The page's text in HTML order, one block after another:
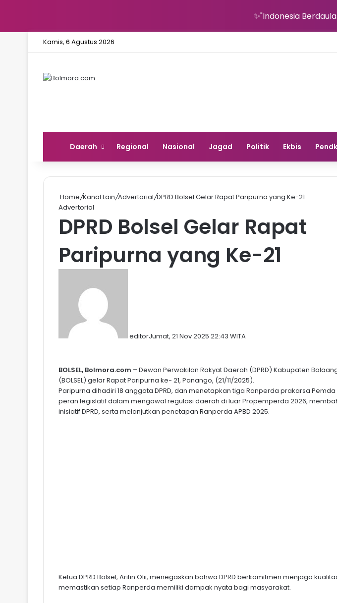
✨"Indonesia
Kamis, 6 Agustus 2026
HomeDaerah Regional Nasional Jagad Politik Ekbis
Home/Kanal Lain/Advertorial/DPRD Bolsel Gelar Rapat Paripurna yang Ke-21
Advertorial
DPRD Bolsel Gelar Rapat
Paripurna yang Ke-21
editorJumat, 21 Nov 2025 22:43 WITA
BOLSEL, Bolmora.com – Dewan Perwakilan Rakyat Daerah (DPRD) Kabupaten
(BOLSEL) gelar Rapat Paripurna ke- 21, Panango, (21/11/2025).
Paripurna dihadiri 18 anggota DPRD, dan menetapkan tiga Ranperda prakarsa
peran legislatif dalam mengawal regulasi daerah di luar Propemperda 2026,
inisiatif DPRD, serta melanjutkan penetapan Ranperda APBD 2025.
Ketua DPRD Bolsel, Arifin Olii, menegaskan bahwa DPRD berkomitmen menjaga
memastikan setiap Ranperda memiliki dampak nyata bagi masyarakat.